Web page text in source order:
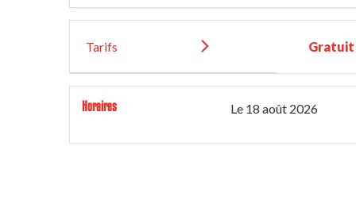
Tarifs Gratuit
Horaires Le 18 août 2026